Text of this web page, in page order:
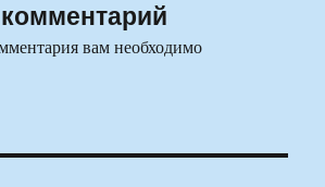
вам необходимо